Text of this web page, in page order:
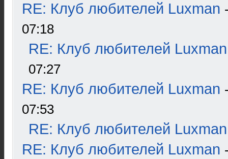
RE: Клуб любителей Luxman
07:18
RE: Клуб любителей Luxman
07:27
RE: Клуб любителей Luxman
07:53
RE: Клуб любителей Luxman
RE: Клуб любителей Luxman